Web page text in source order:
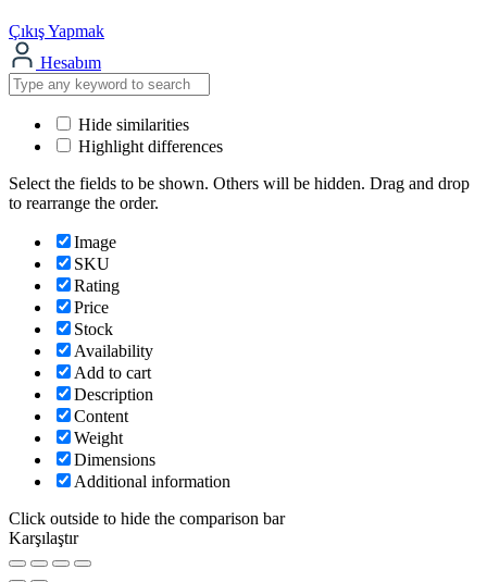
Çıkış Yapmak
Hesabım
Hide similarities
Highlight differences
Select the fields to be shown. Others will be hidden. Drag and drop
to rearrange the order.
Image
SKU
Rating
Price
Stock
Availability
Add to cart
Description
Content
Weight
Dimensions
Additional information
Click outside to hide the comparison bar
Karşılaştır